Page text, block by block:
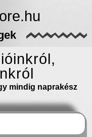
mindig naprakész